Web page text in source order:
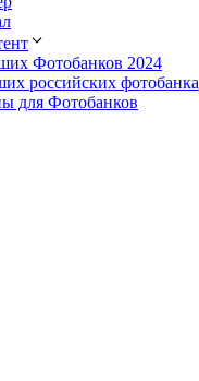
Фотобанков 2024
российских фотобанка
для Фотобанков